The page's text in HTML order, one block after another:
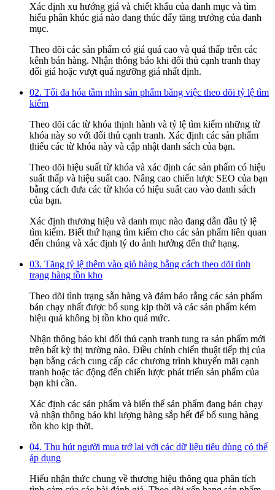
Xác định xu hướng giá và chiết khấu của danh mục và tìm
hiểu phân khúc giá nào đang thúc đẩy tăng trưởng của danh
mục.
Theo dõi các sản phẩm có giá quá cao và quá thấp trên các
kênh bán hàng. Nhận thông báo khi đối thủ cạnh tranh thay
đổi giá hoặc vượt quá ngưỡng giá nhất định.
02. Tối đa hóa tầm nhìn sản phẩm bằng việc theo dõi tỷ lệ tìm
kiếm
Theo dõi các từ khóa thịnh hành và tỷ lệ tìm kiếm những từ
khóa này so với đối thủ cạnh tranh. Xác định các sản phẩm
thiếu các từ khóa này và cập nhật danh sách của bạn.
Theo dõi hiệu suất từ khóa và xác định các sản phẩm có hiệu
suất thấp và hiệu suất cao. Nâng cao chiến lược SEO của bạn
bằng cách đưa các từ khóa có hiệu suất cao vào danh sách
của bạn.
Xác định thương hiệu và danh mục nào đang dẫn đầu tỷ lệ
tìm kiếm. Biết thứ hạng tìm kiếm cho các sản phẩm liên quan
đến chúng và xác định lý do ảnh hưởng đến thứ hạng.
03. Tăng tỷ lệ thêm vào giỏ hàng bằng cách theo dõi tình
trạng hàng tồn kho
Theo dõi tình trạng sẵn hàng và đảm bảo rằng các sản phẩm
bán chạy nhất được bổ sung kịp thời và các sản phẩm kém
hiệu quả không bị tồn kho quá mức.
Nhận thông báo khi đối thủ cạnh tranh tung ra sản phẩm mới
trên bất kỳ thị trường nào. Điều chỉnh chiến thuật tiếp thị của
bạn bằng cách cung cấp các chương trình khuyến mãi cạnh
tranh hoặc tác động đến chiến lược phát triển sản phẩm của
bạn khi cần.
Xác định các sản phẩm và biến thể sản phẩm đang bán chạy
và nhận thông báo khi lượng hàng sắp hết để bổ sung hàng
tồn kho kịp thời.
04. Thu hút người mua trở lại với các dữ liệu tiêu dùng có thể
áp dụng
Hiểu nhận thức chung về thương hiệu thông qua phân tích